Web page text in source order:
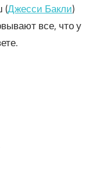
(Джесси Бакли)
все, что у